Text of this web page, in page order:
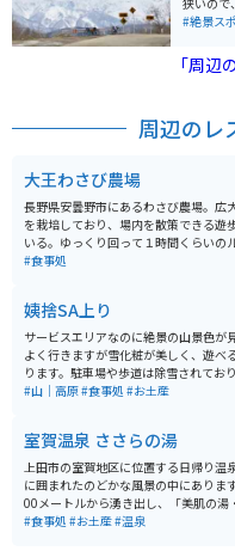
か夏に行
クでも走
#絶景ス
「周
周辺のレ
大王わさび農場
長野県安曇野市にあるわさび農場。広
を栽培しており、場内を散策できる遊
いる。ゆっくり回って１時間くらいの
れたわさびや湧き水使用したレストラ
#食事処
姨捨SA上り
サービスエリアなのに絶景の山景色が
よく行きますが雪化粧が美しく、遊べ
ります。駐車場や歩道は除雪されてお
が行き届いていると感じます。フード
#山｜高原#食事処 #お土産
室賀温泉 ささらの湯
上田市の室賀地区に位置する日帰り温
に囲まれたのどかな風景の中にありま
00メートルから湧き出し、「美肌の湯
水の湯」の名で知られています。水質
#食事処 #お土産#温泉